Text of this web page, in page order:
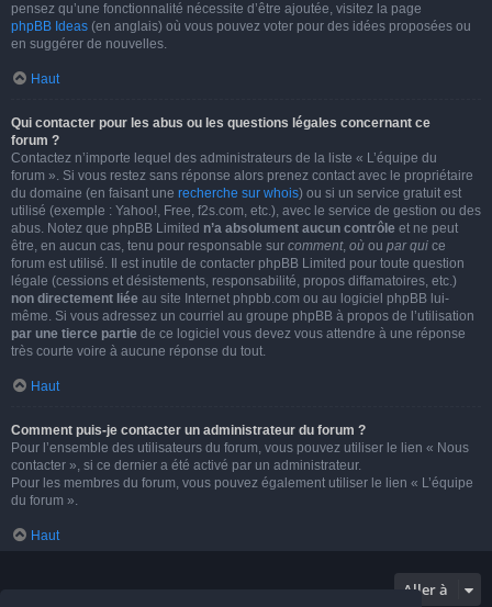
pensez qu’une fonctionnalité nécessite d’être ajoutée, visitez la page
phpBB Ideas (en anglais) où vous pouvez voter pour des idées proposées ou
en suggérer de nouvelles.
Haut
Qui contacter pour les abus ou les questions légales concernant ce
forum ?
Contactez n’importe lequel des administrateurs de la liste « L’équipe du
forum ». Si vous restez sans réponse alors prenez contact avec le propriétaire
du domaine (en faisant une recherche sur whois) ou si un service gratuit est
utilisé (exemple : Yahoo!, Free, f2s.com, etc.), avec le service de gestion ou des
abus. Notez que phpBB Limited n’a absolument aucun contrôle et ne peut
être, en aucun cas, tenu pour responsable sur comment, où ou par qui ce
forum est utilisé. Il est inutile de contacter phpBB Limited pour toute question
légale (cessions et désistements, responsabilité, propos diffamatoires, etc.)
non directement liée au site Internet phpbb.com ou au logiciel phpBB lui-
même. Si vous adressez un courriel au groupe phpBB à propos de l’utilisation
par une tierce partie de ce logiciel vous devez vous attendre à une réponse
très courte voire à aucune réponse du tout.
Haut
Comment puis-je contacter un administrateur du forum ?
Pour l’ensemble des utilisateurs du forum, vous pouvez utiliser le lien « Nous
contacter », si ce dernier a été activé par un administrateur.
Pour les membres du forum, vous pouvez également utiliser le lien « L’équipe
du forum ».
Haut
Aller à